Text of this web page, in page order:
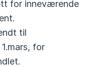
for inneværende
til
for